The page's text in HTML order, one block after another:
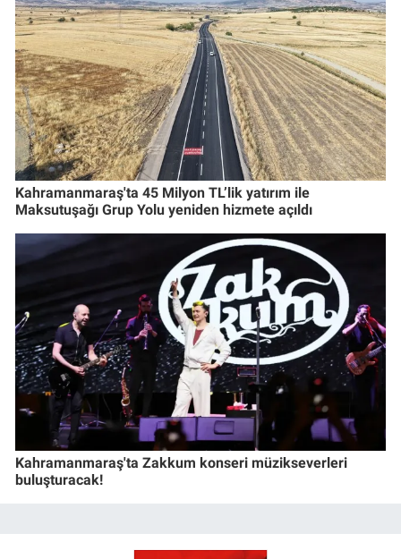
Kahramanmaraş'ta 45 Milyon TL’lik yatırım ile
Maksutuşağı Grup Yolu yeniden hizmete açıldı
Kahramanmaraş'ta Zakkum konseri müzikseverleri
buluşturacak!